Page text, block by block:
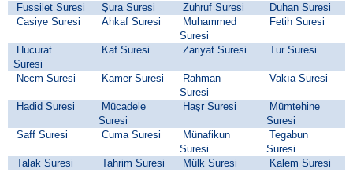
Fussilet Suresi
Şura Suresi Zuhruf Suresi
Duhan Suresi
Casiye Suresi
Ahkaf Suresi
Muhammed
Suresi
Fetih Suresi
Hucurat
Suresi
Kaf Suresi Zariyat Suresi Tur Suresi
Necm Suresi Kamer Suresi
Rahman
Suresi
Vakıa Suresi
Hadid Suresi
Mücadele
Suresi
Haşr Suresi
Mümtehine
Suresi
Saff Suresi
Cuma Suresi
Münafikun
Suresi
Tegabun
Suresi
Talak Suresi
Tahrim Suresi Mülk Suresi
Kalem Suresi